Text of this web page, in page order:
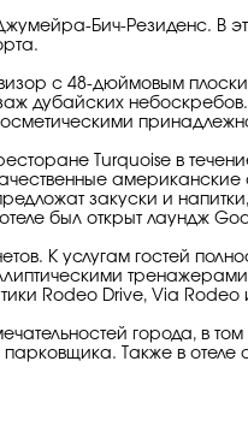
Бич-Резиденс. В
с 48-дюймовым
небоскребов.
Turquoise в
американские
закуски и
был открыт лаундж
К услугам гостей
Rodeo Drive, Via Rodeo
города, в
Также в отеле